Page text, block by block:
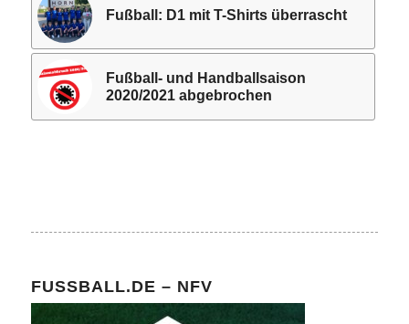
Fußball: D1 mit T-Shirts überrascht
Fußball- und Handballsaison
2020/2021 abgebrochen
FUSSBALL.DE – NFV